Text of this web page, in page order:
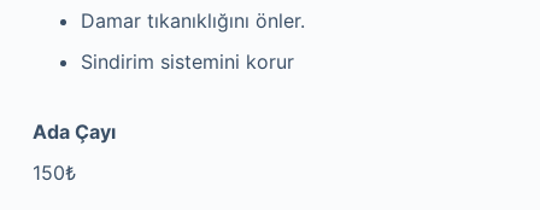
Damar tıkanıklığını önler.
Sindirim sistemini korur
Ada Çayı
150₺